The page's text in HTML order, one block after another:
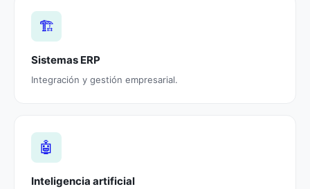
🏗️
Sistemas ERP
Integración y gestión empresarial.
🤖
Inteligencia artificial